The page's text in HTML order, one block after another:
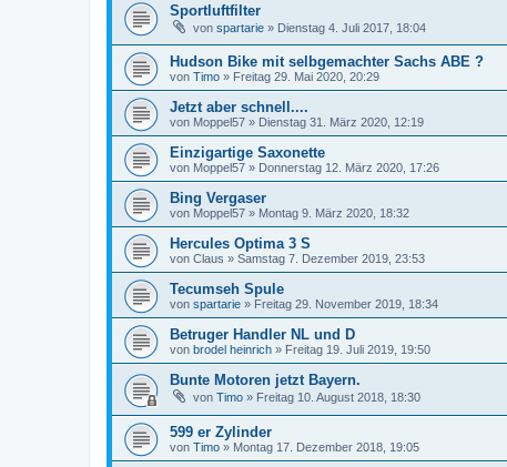
Sportluftfilter
von spartarie » Dienstag 4. Juli 2017, 18:04
Hudson Bike mit selbgemachter Sachs ABE ?
von Timo » Freitag 29. Mai 2020, 20:29
Jetzt aber schnell....
von Moppel57 » Dienstag 31. März 2020, 12:19
Einzigartige Saxonette
von Moppel57 » Donnerstag 12. März 2020, 17:26
Bing Vergaser
von Moppel57 » Montag 9. März 2020, 18:32
Hercules Optima 3 S
von Claus » Samstag 7. Dezember 2019, 23:53
Tecumseh Spule
von spartarie » Freitag 29. November 2019, 18:34
Betruger Handler NL und D
von brodel heinrich » Freitag 19. Juli 2019, 19:50
Bunte Motoren jetzt Bayern.
von Timo » Freitag 10. August 2018, 18:30
599 er Zylinder
von Timo » Montag 17. Dezember 2018, 19:05